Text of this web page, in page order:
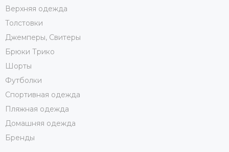
Верхняя одежда
Толстовки
Джемперы, Свитеры
Брюки Трико
Шорты
Футболки
Спортивная одежда
Пляжная одежда
Домашняя одежда
Бренды